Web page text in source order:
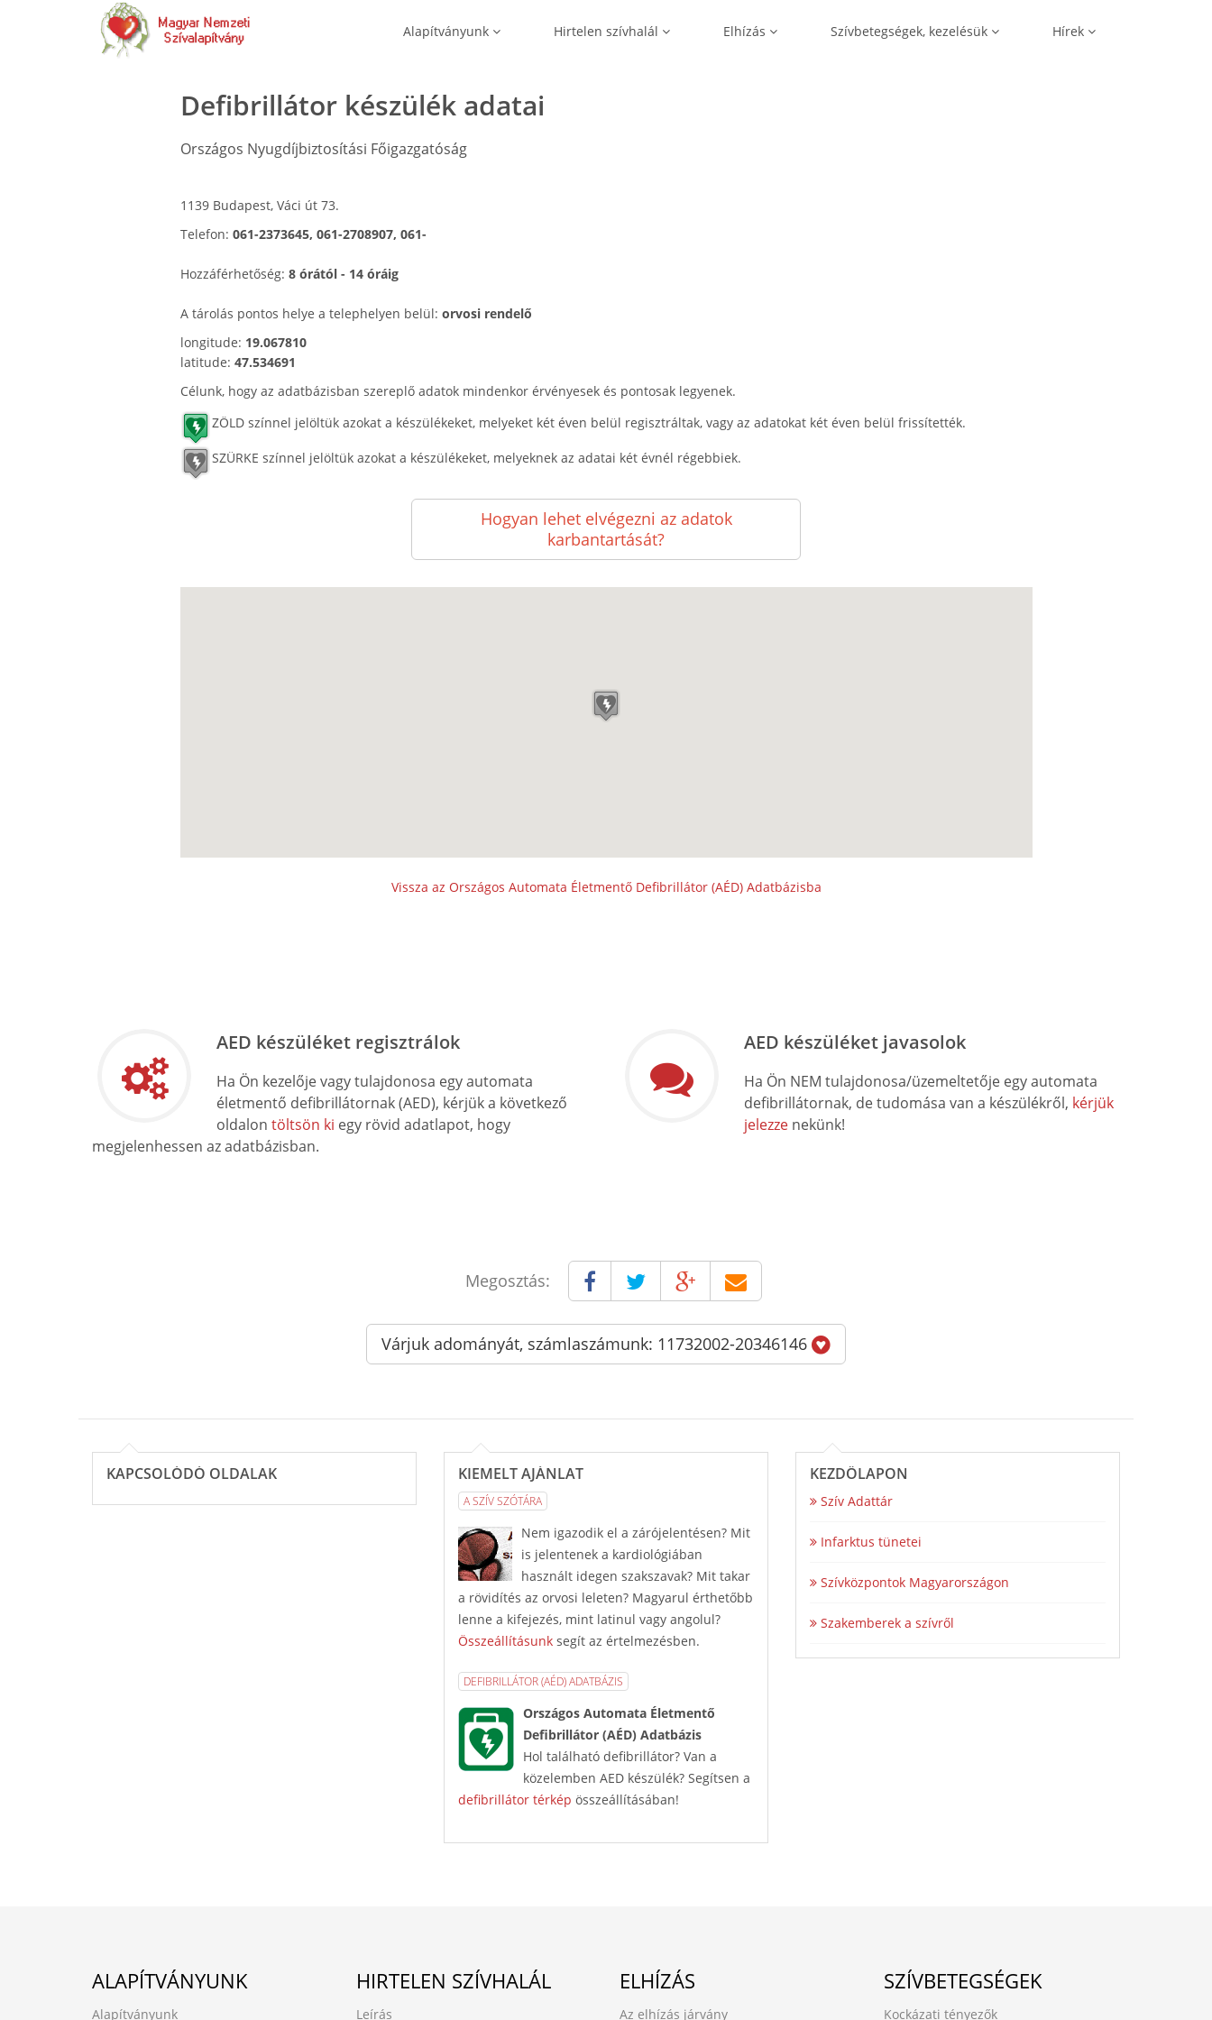
Alapítványunk Hirtelen szívhalál Elhízás Szívbetegségek, kezelésük Hírek
Defibrillátor készülék adatai
Országos Nyugdíjbiztosítási Főigazgatóság
1139 Budapest, Váci út 73.
Telefon: 061-2373645, 061-2708907, 061-
Hozzáférhetőség: 8 órától - 14 óráig
A tárolás pontos helye a telephelyen belül: orvosi rendelő
longitude: 19.067810
latitude: 47.534691
Célunk, hogy az adatbázisban szereplő adatok mindenkor érvényesek és pontosak legyenek.
ZÖLD színnel jelöltük azokat a készülékeket, melyeket két éven belül regisztráltak, vagy az adatokat két éven belül frissítették.
SZÜRKE színnel jelöltük azokat a készülékeket, melyeknek az adatai két évnél régebbiek.
Hogyan lehet elvégezni az adatok
karbantartását?
Vissza az Országos Automata Életmentő Defibrillátor (AÉD) Adatbázisba
AED készüléket regisztrálok
Ha Ön kezelője vagy tulajdonosa egy automata
életmentő defibrillátornak (AED), kérjük a következő
oldalon töltsön ki egy rövid adatlapot, hogy
megjelenhessen az adatbázisban.
AED készüléket javasolok
Ha Ön NEM tulajdonosa/üzemeltetője egy automata
defibrillátornak, de tudomása van a készülékről, kérjük
jelezze nekünk!
Megosztás:
Várjuk adományát, számlaszámunk: 11732002-20346146
KAPCSOLÓDÓ OLDALAK KIEMELT AJÁNLAT
A SZÍV SZÓTÁRA
Nem igazodik el a zárójelentésen? Mit
is jelentenek a kardiológiában
használt idegen szakszavak? Mit takar
a rövidítés az orvosi leleten? Magyarul érthetőbb
lenne a kifejezés, mint latinul vagy angolul?
Összeállításunk segít az értelmezésben.
DEFIBRILLÁTOR (AÉD) ADATBÁZIS
Országos Automata Életmentő
Defibrillátor (AÉD) Adatbázis
Hol található defibrillátor? Van a
közelemben AED készülék? Segítsen a
defibrillátor térkép összeállításában!
KEZDŐLAPON
Szív Adattár
Infarktus tünetei
Szívközpontok Magyarországon
Szakemberek a szívről
ALAPÍTVÁNYUNK
Alapítványunk
HIRTELEN SZÍVHALÁL
Leírás
ELHÍZÁS
Az elhízás járvány
SZÍVBETEGSÉGEK
Kockázati tényezők